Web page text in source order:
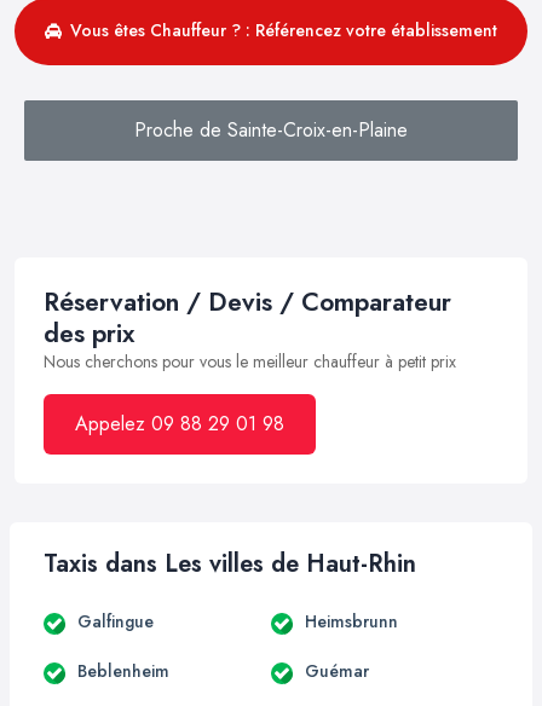
Vous êtes Chauffeur ? : Référencez votre établissement
Proche de Sainte-Croix-en-Plaine
Réservation / Devis / Comparateur
des prix
Nous cherchons pour vous le meilleur chauffeur à petit prix
Appelez 09 88 29 01 98
Taxis dans Les villes de Haut-Rhin
Galfingue Heimsbrunn
Beblenheim Guémar